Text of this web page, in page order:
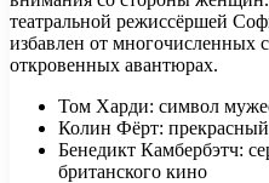
театральной режиссёршей
избавлен от многочисленных
откровенных авантюрах.
Том Харди: символ
Колин Фёрт:
Бенедикт Камбербэтч:
британского кино